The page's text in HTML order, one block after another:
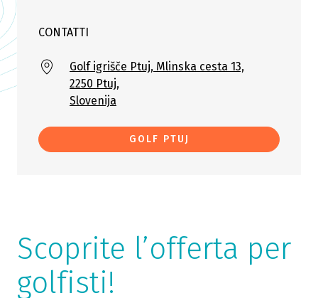
CONTATTI
Golf igrišče Ptuj, Mlinska cesta 13,
2250 Ptuj,
Slovenija
GOLF PTUJ
Scoprite l’offerta per
golfisti!